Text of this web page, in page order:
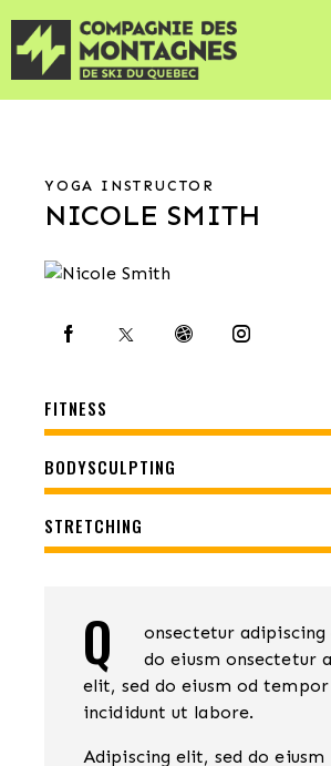
YOGA INSTRUCTOR
NICOLE SMITH
FITNESS
BODYSCULPTING
STRETCHING
Q
onsectetur adipiscing
do eiusm onsectetur
elit, sed do eiusm od tempor
incididunt ut labore.
Adipiscing elit, sed do eiusm